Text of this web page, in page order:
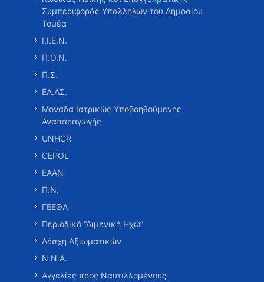
Συμπεριφοράς Υπαλλήλων του Δημοσίου
Τομέα
Ι.Ι.Ε.Ν.
Π.Ο.Ν.
Π.Σ.
ΕΛ.ΑΣ.
Μονάδα Ιατρικώς Υποβοηθούμενης
Αναπαραγωγής
UNHCR
CEPOL
ΕΑΑΝ
Π.Ν.
ΓΕΕΘΑ
Περιοδικό “Λιμενική Ηχώ”
Λέσχη Αξιωματικών
Ν.Ν.Α.
Αγγελίες προς Ναυτιλλομένους